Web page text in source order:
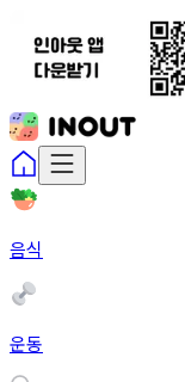
음식
운동